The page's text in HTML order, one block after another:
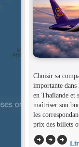
Choisir sa
importante
en Thaïlande et
maîtriser son
les
prix des billets
arrow_circle_rightarrow_circle_rightarrow_circle_right